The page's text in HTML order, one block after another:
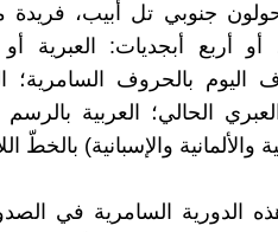
جنوبي تل أبيب، فريدة
أربع أبجديات: العبرية أو
اليوم بالحروف السامرية؛
الحالي؛ العربية
والألمانية والإسبانية) بالخطّ